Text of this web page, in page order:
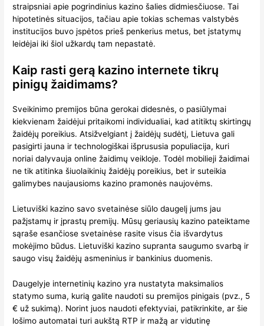
straipsniai apie pogrindinius kazino šalies didmiesčiuose. Tai
hipotetinės situacijos, tačiau apie tokias schemas valstybės
institucijos buvo įspėtos prieš penkerius metus, bet įstatymų
leidėjai iki šiol užkardų tam nepastatė.
Kaip rasti gerą kazino internete tikrų
pinigų žaidimams?
Sveikinimo premijos būna gerokai didesnės, o pasiūlymai
kiekvienam žaidėjui pritaikomi individualiai, kad atitiktų skirtingų
žaidėjų poreikius. Atsižvelgiant į žaidėjų sudėtį, Lietuva gali
pasigirti jauna ir technologiškai išprususia populiacija, kuri
noriai dalyvauja online žaidimų veikloje. Todėl mobilieji žaidimai
ne tik atitinka šiuolaikinių žaidėjų poreikius, bet ir suteikia
galimybes naujausioms kazino pramonės naujovėms.
Lietuviški kazino savo svetainėse siūlo daugelį jums jau
pažįstamų ir įprastų premijų. Mūsų geriausių kazino pateiktame
sąraše esančiose svetainėse rasite visus čia išvardytus
mokėjimo būdus. Lietuviški kazino supranta saugumo svarbą ir
saugo visų žaidėjų asmeninius ir bankinius duomenis.
Daugelyje internetinių kazino yra nustatyta maksimalios
statymo suma, kurią galite naudoti su premijos pinigais (pvz., 5
€ už sukimą). Norint juos naudoti efektyviai, patikrinkite, ar šie
lošimo automatai turi aukštą RTP ir mažą ar vidutinę